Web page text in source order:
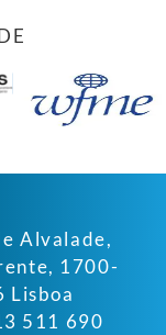
Alvalade,
1700-
Lisboa
511 690